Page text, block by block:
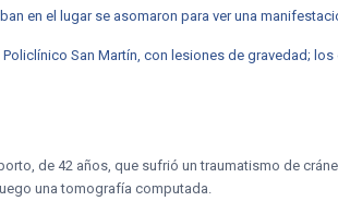
en el lugar se asomaron para ver una
San Martín, con lesiones de gravedad;
de 42 años, que sufrió un traumatismo de
una tomografía computada.